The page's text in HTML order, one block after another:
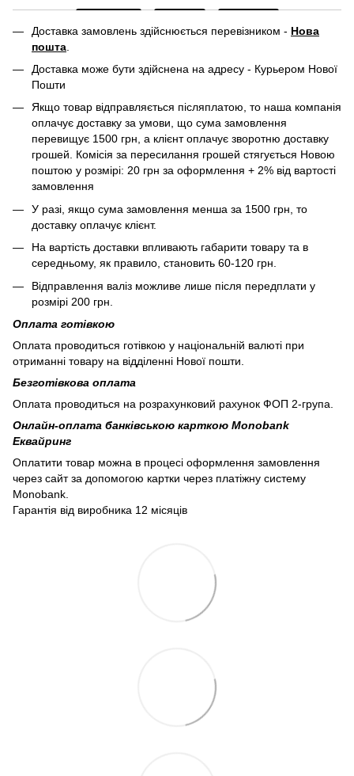
Доставка замовлень здійснюється перевізником - Нова
пошта
Доставка може бути здійснена на адресу - Курьером Нової
Пошти
Якщо товар відправляється післяплатою, то наша компанія
оплачує доставку за умови, що сума замовлення
перевищує 1500 грн, а клієнт оплачує зворотню доставку
грошей. Комісія за пересилання грошей стягується Новою
поштою у розмірі: 20 грн за оформлення + 2% від вартості
замовлення
У разі, якщо сума замовлення менша за 1500 грн, то
доставку оплачує клієнт.
На вартість доставки впливають габарити товару та в
середньому, як правило, становить 60-120 грн.
Відправлення валіз можливе лише після передплати у
розмірі 200 грн.
Оплата готівкою
Оплата проводиться готівкою у національній валюті при
отриманні товару на відділенні Нової пошти.
Безготівкова оплата
Оплата проводиться на розрахунковий рахунок ФОП 2-група.
Онлайн-оплата банківською карткою Monobank
Еквайринг
Оплатити товар можна в процесі оформлення замовлення
через сайт за допомогою картки через платіжну систему
Monobank.
Гарантія від виробника 12 місяців